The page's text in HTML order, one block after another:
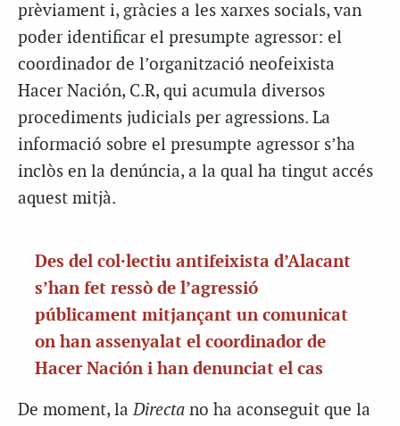
prèviament i, gràcies a les xarxes socials, van
poder identificar el presumpte agressor: el
coordinador de l’organització neofeixista
Hacer Nación, C.R, qui acumula diversos
procediments judicials per agressions. La
informació sobre el presumpte agressor s’ha
inclòs en la denúncia, a la qual ha tingut accés
aquest mitjà.
Des del col·lectiu antifeixista d’Alacant
s’han fet ressò de l’agressió
públicament mitjançant un comunicat
on han assenyalat el coordinador de
Hacer Nación i han denunciat el cas
De moment, laDirecta no ha aconseguit que la